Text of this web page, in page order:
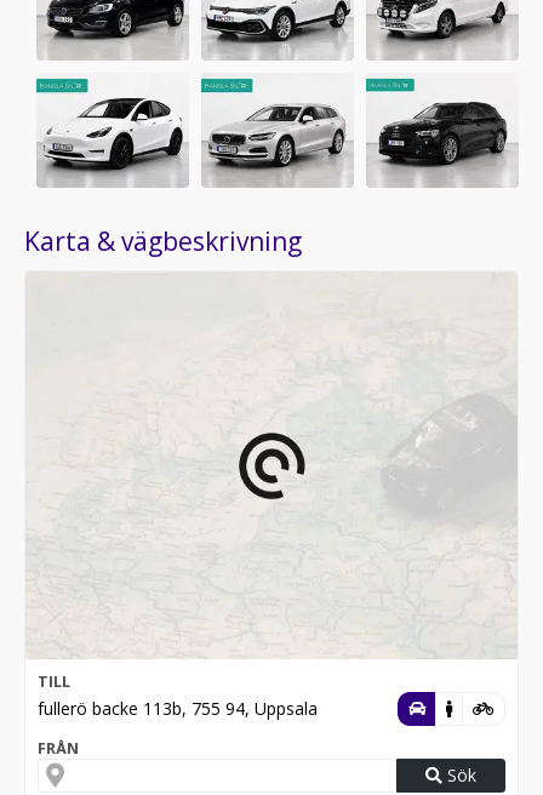
Karta & vägbeskrivning
TILL
fullerö backe 113b, 755 94, Uppsala
FRÅN
Sök